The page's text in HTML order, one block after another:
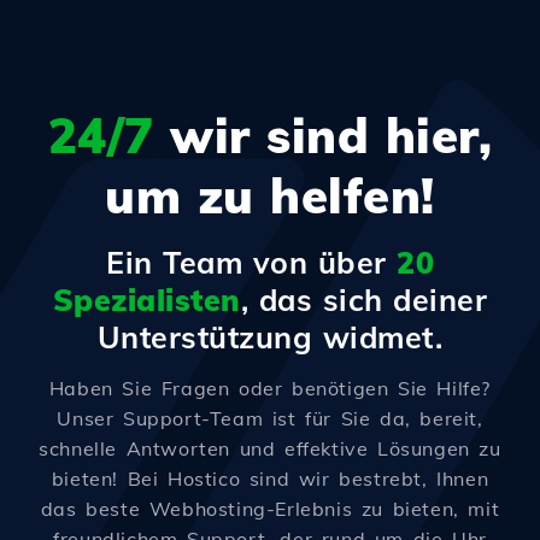
24/7 wir sind hier,
um zu helfen!
Ein Team von über 20
Spezialisten, das sich deiner
Unterstützung widmet.
Haben Sie Fragen oder benötigen Sie Hilfe?
Unser Support-Team ist für Sie da, bereit,
schnelle Antworten und effektive Lösungen zu
bieten! Bei Hostico sind wir bestrebt, Ihnen
das beste Webhosting-Erlebnis zu bieten, mit